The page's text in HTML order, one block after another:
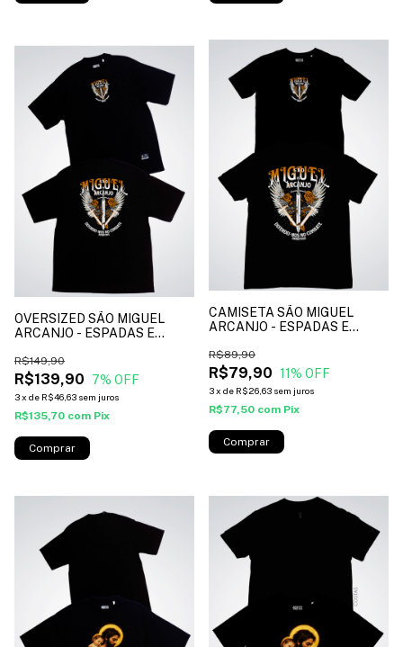
OVERSIZED SÃO MIGUEL
ARCANJO - ESPADAS E
R$139,90
R$149,90
7% OFF
3x de R$46,63 sem juros
R$135,70 com Pix
Comprar
CAMISETA SÃO MIGUEL
ARCANJO - ESPADAS E
R$79,90
R$89,90
11% OFF
3x de R$26,63 sem juros
R$77,50 com Pix
Comprar